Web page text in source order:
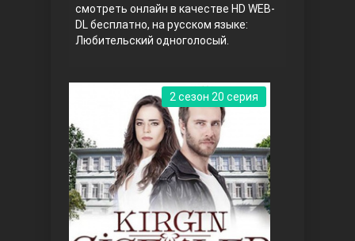
Воскресший Эртугрул
смотреть онлайн в качестве HD WEB-
DL бесплатно, на русском языке:
Любительский одноголосый.
2 сезон 20 серия